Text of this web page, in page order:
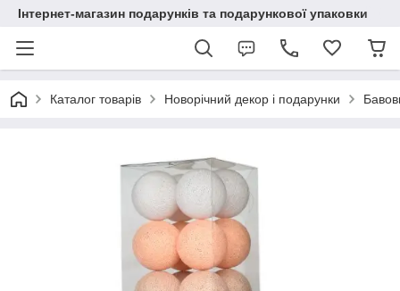
Інтернет-магазин подарунків та подарункової упаковки
Каталог товарів Новорічний декор і подарунки